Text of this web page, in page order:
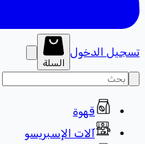
تسجيل الدخول
السلة
قهوة
آلات الإسبريسو